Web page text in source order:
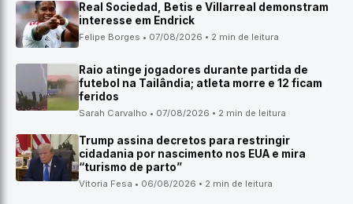
Real Sociedad, Betis e Villarreal demonstram
interesse em Endrick
Felipe Borges • 07/08/2026 • 2 min de leitura
Raio atinge jogadores durante partida de
futebol na Tailândia; atleta morre e 12 ficam
feridos
Sarah Carvalho • 07/08/2026 • 2 min de leitura
Trump assina decretos para restringir
cidadania por nascimento nos EUA e mira
“turismo de parto”
Vitoria Fesa • 06/08/2026 • 2 min de leitura